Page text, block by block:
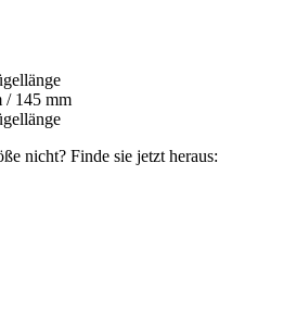
/ 145 mm
nicht? Finde sie jetzt heraus: